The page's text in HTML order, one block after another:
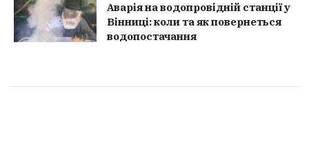
Аварія на водопровідній станції у
Вінниці: коли та як повернеться
водопостачання